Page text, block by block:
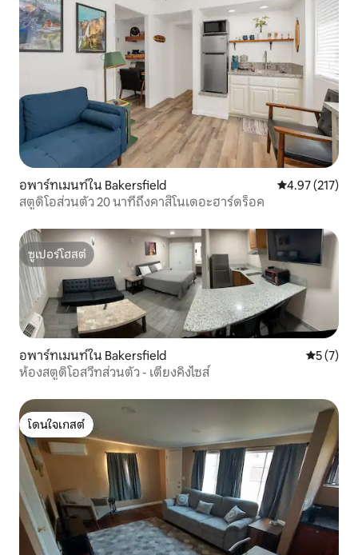
อพาร์ทเมนท์ใน Bakersfield คะแนนเฉลี่ย
4.97 (217)
สตูดิโอส่วนตัว 20 นาทีถึงคาสิโนเดอะฮาร์ดร็อค
ซูเปอร์โฮสต์
ซูเปอร์โฮสต์
อพาร์ทเมนท์ใน Bakersfield คะแนนเฉ
5 (7)
ห้องสตูดิโอสวีทส่วนตัว - เตียงคิงไซส์
โดนใจเกสต์
โดนใจเกสต์